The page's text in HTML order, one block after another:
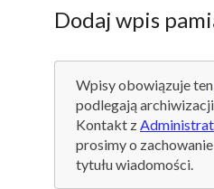
Dodaj wpis
Wpisy obowiązuje ten
podlegają
Kontakt z
prosimy o
tytułu wiadomości.